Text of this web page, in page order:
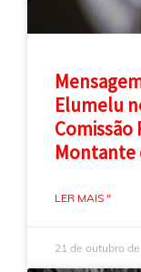
Elumelu
Montante
LER MAIS "
21 de outubro